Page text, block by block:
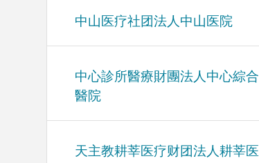
中山医疗社团法人中山医院
中心診所醫療財團法人中心綜合
醫院
天主教耕莘医疗财团法人耕莘医